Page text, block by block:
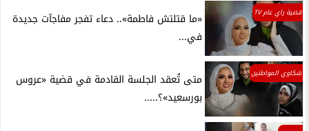
قضية راي عام TV
«ما قتلتش فاطمة».. دعاء تفجر مفاجآت جديدة
في...
شكاوي المواطنين
متى تُعقد الجلسة القادمة في قضية «عروس
بورسعيد»؟.....